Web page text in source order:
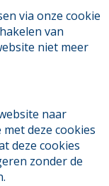
via onze cookie
van
niet meer
naar
deze cookies
deze cookies
zonder de